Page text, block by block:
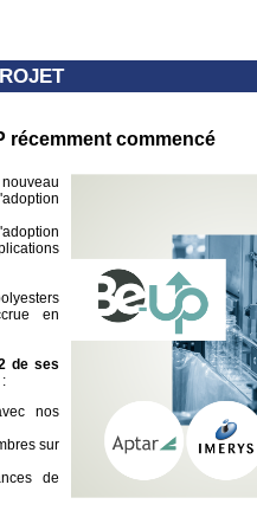
récemment commencé
en
de ses
nos
sur
de